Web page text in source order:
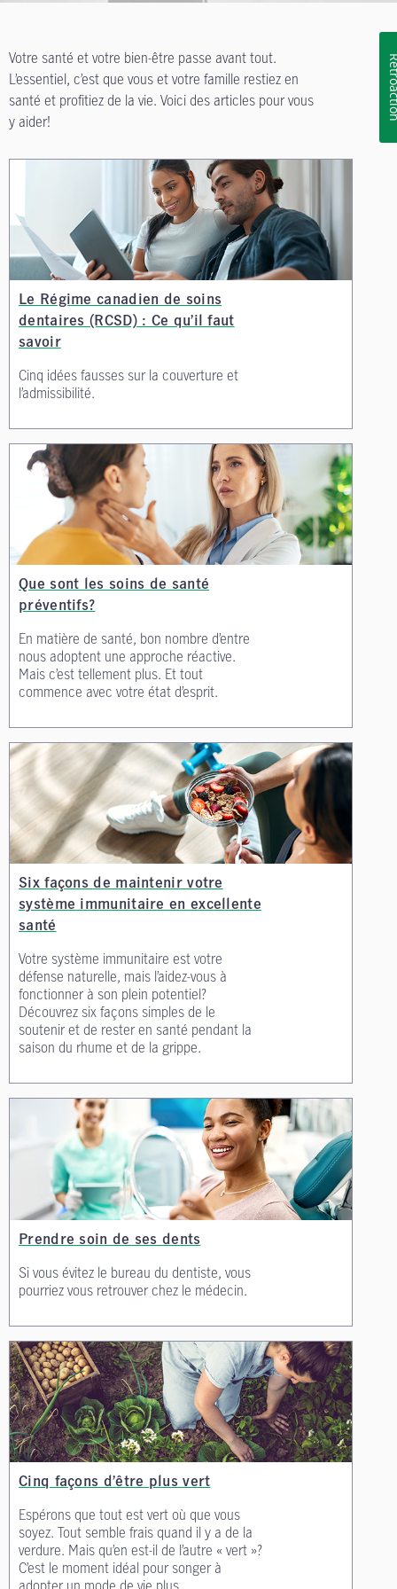
Votre santé et votre bien-être passe avant tout.
L’essentiel, c’est que vous et votre famille restiez en
santé et profitiez de la vie. Voici des articles pour vous
y aider!
Le Régime canadien de soins
dentaires (RCSD) : Ce qu’il faut
savoir
Cinq idées fausses sur la couverture et
l’admissibilité.
Que sont les soins de santé
préventifs?
En matière de santé, bon nombre d’entre
nous adoptent une approche réactive.
Mais c’est tellement plus. Et tout
commence avec votre état d’esprit.
Six façons de maintenir votre
système immunitaire en excellente
santé
Votre système immunitaire est votre
défense naturelle, mais l’aidez-vous à
fonctionner à son plein potentiel?
Découvrez six façons simples de le
soutenir et de rester en santé pendant la
saison du rhume et de la grippe.
Prendre soin de ses dents
Si vous évitez le bureau du dentiste, vous
pourriez vous retrouver chez le médecin.
Cinq façons d’être plus vert
Espérons que tout est vert où que vous
soyez. Tout semble frais quand il y a de la
verdure. Mais qu’en est-il de l’autre « vert »?
C’est le moment idéal pour songer à